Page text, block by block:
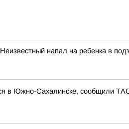
напал на ребенка в
в Южно-Сахалинске, сообщили